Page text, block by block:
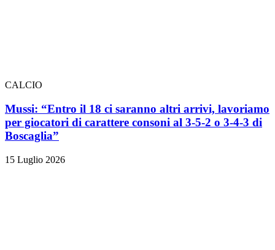
CALCIO
Mussi: “Entro il 18 ci saranno altri arrivi, lavoriamo
per giocatori di carattere consoni al 3-5-2 o 3-4-3 di
Boscaglia”
15 Luglio 2026